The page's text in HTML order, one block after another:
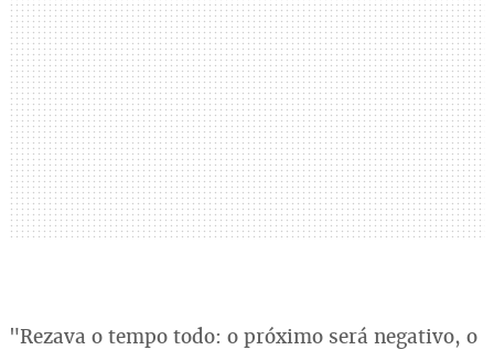
"Rezava o tempo todo: o próximo será negativo, o